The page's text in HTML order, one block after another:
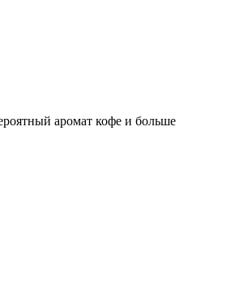
аромат кофе и больше